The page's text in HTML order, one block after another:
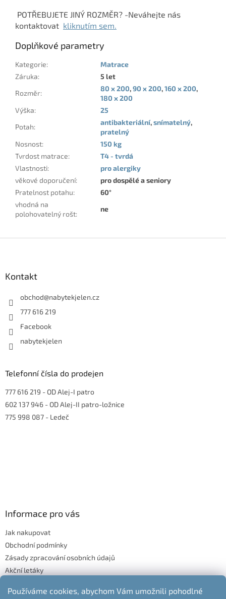
Používáme cookies, abychom Vám umožnili pohodlné
POTŘEBUJETE JINÝ ROZMĚR? -Neváhejte nás
kontaktovat kliknutím sem.
Doplňkové parametry
Kategorie:
Matrace
Záruka:
5 let
Rozměr:
80 x 200,90 x 200,160 x 200,
180 x 200
Výška:
25
Potah:
antibakteriální,snímatelný,
pratelný
Nosnost:
150 kg
Tvrdost matrace:
T4 - tvrdá
Vlastnosti:
pro alergiky
věkové doporučení:
pro dospělé a seniory
Pratelnost potahu:
60°
vhodná na
polohovatelný rošt:
ne
Kontakt
obchod@nabytekjelen.cz
777 616 219
Facebook
nabytekjelen
Telefonní čísla do prodejen
777 616 219 - OD Alej-I patro
602 137 946 - OD Alej-II patro-ložnice
775 998 087 - Ledeč
Informace pro vás
Jak nakupovat
Obchodní podmínky
Zásady zpracování osobních údajů
Akční letáky
Moje objednávka